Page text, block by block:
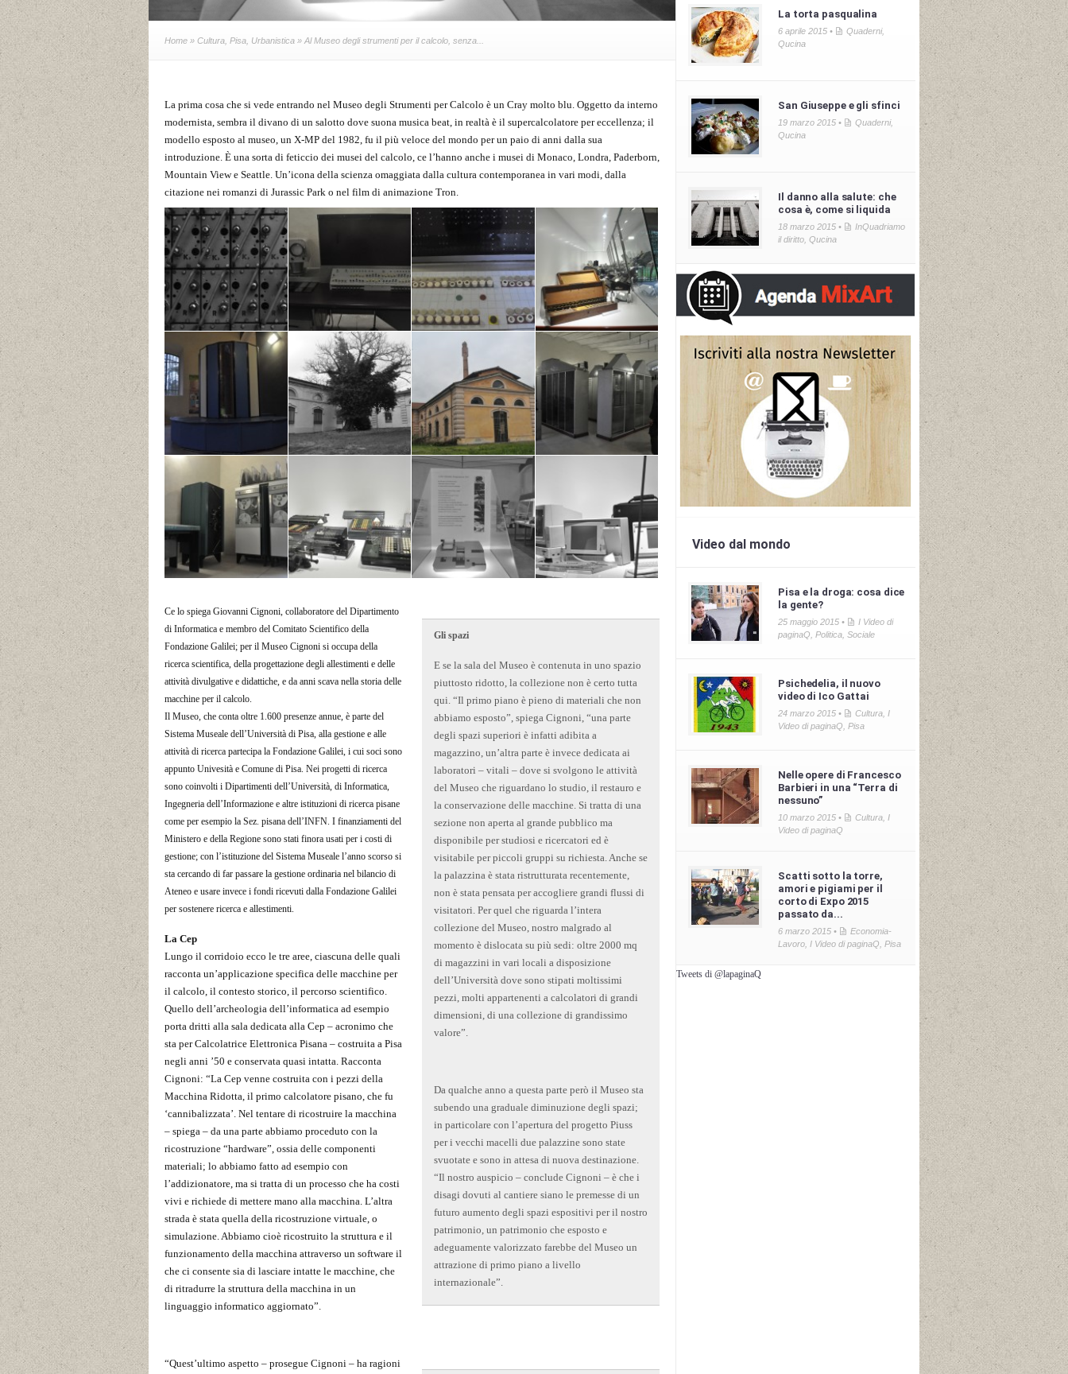
Home » Cultura Pisa Urbanistica » Al Museo degli strumenti per il calcolo, senza...
La prima cosa che si vede entrando nel Museo degli Strumenti per Calcolo è un Cray molto blu. Oggetto da interno
modernista, sembra il divano di un salotto dove suona musica beat, in realtà è il supercalcolatore per eccellenza; il
modello esposto al museo, un X-MP del 1982, fu il più veloce del mondo per un paio di anni dalla sua
introduzione. È una sorta di feticcio dei musei del calcolo, ce l’hanno anche i musei di Monaco, Londra, Paderborn,
Mountain View e Seattle. Un’icona della scienza omaggiata dalla cultura contemporanea in vari modi, dalla
citazione nei romanzi di Jurassic Park o nel film di animazione Tron.
Foto di Arianna Sarti Foto di Arianna Sarti Foto di Arianna Sarti
Foto di Arianna Sarti Foto di Arianna Sarti Foto di Arianna Sarti Foto di Arianna Sarti
Foto di Arianna Sarti Foto di Arianna Sarti Foto di Arianna Sarti
Ce lo spiega Giovanni Cignoni, collaboratore del Dipartimento
di Informatica e membro del Comitato Scientifico della
Fondazione Galilei; per il Museo Cignoni si occupa della
ricerca scientifica, della progettazione degli allestimenti e delle
attività divulgative e didattiche, e da anni scava nella storia delle
macchine per il calcolo.
Il Museo, che conta oltre 1.600 presenze annue, è parte del
Sistema Museale dell’Università di Pisa, alla gestione e alle
attività di ricerca partecipa la Fondazione Galilei, i cui soci sono
appunto Univesità e Comune di Pisa. Nei progetti di ricerca
sono coinvolti i Dipartimenti dell’Università, di Informatica,
Ingegneria dell’Informazione e altre istituzioni di ricerca pisane
come per esempio la Sez. pisana dell’INFN. I finanziamenti del
Ministero e della Regione sono stati finora usati per i costi di
gestione; con l’istituzione del Sistema Museale l’anno scorso si
sta cercando di far passare la gestione ordinaria nel bilancio di
Ateneo e usare invece i fondi ricevuti dalla Fondazione Galilei
per sostenere ricerca e allestimenti.
La Cep
Lungo il corridoio ecco le tre aree, ciascuna delle quali
racconta un’applicazione specifica delle macchine per
il calcolo, il contesto storico, il percorso scientifico.
Quello dell’archeologia dell’informatica ad esempio
porta dritti alla sala dedicata alla Cep – acronimo che
sta per Calcolatrice Elettronica Pisana – costruita a Pisa
negli anni ’50 e conservata quasi intatta. Racconta
Cignoni: “La Cep venne costruita con i pezzi della
Macchina Ridotta, il primo calcolatore pisano, che fu
‘cannibalizzata’. Nel tentare di ricostruire la macchina
– spiega – da una parte abbiamo proceduto con la
ricostruzione “hardware”, ossia delle componenti
materiali; lo abbiamo fatto ad esempio con
l’addizionatore, ma si tratta di un processo che ha costi
vivi e richiede di mettere mano alla macchina. L’altra
strada è stata quella della ricostruzione virtuale, o
simulazione. Abbiamo cioè ricostruito la struttura e il
funzionamento della macchina attraverso un software il
che ci consente sia di lasciare intatte le macchine, che
di ritradurre la struttura della macchina in un
linguaggio informatico aggiornato”.
“Quest’ultimo aspetto – prosegue Cignoni – ha ragioni
Gli spazi
E se la sala del Museo è contenuta in uno spazio
piuttosto ridotto, la collezione non è certo tutta
qui. “Il primo piano è pieno di materiali che non
abbiamo esposto”, spiega Cignoni, “una parte
degli spazi superiori è infatti adibita a
magazzino, un’altra parte è invece dedicata ai
laboratori – vitali – dove si svolgono le attività
del Museo che riguardano lo studio, il restauro e
la conservazione delle macchine. Si tratta di una
sezione non aperta al grande pubblico ma
disponibile per studiosi e ricercatori ed è
visitabile per piccoli gruppi su richiesta. Anche se
la palazzina è stata ristrutturata recentemente,
non è stata pensata per accogliere grandi flussi di
visitatori. Per quel che riguarda l’intera
collezione del Museo, nostro malgrado al
momento è dislocata su più sedi: oltre 2000 mq
di magazzini in vari locali a disposizione
dell’Università dove sono stipati moltissimi
pezzi, molti appartenenti a calcolatori di grandi
dimensioni, di una collezione di grandissimo
valore”.
Da qualche anno a questa parte però il Museo sta
subendo una graduale diminuzione degli spazi;
in particolare con l’apertura del progetto Piuss
per i vecchi macelli due palazzine sono state
svuotate e sono in attesa di nuova destinazione.
“Il nostro auspicio – conclude Cignoni – è che i
disagi dovuti al cantiere siano le premesse di un
futuro aumento degli spazi espositivi per il nostro
patrimonio, un patrimonio che esposto e
adeguamente valorizzato farebbe del Museo un
attrazione di primo piano a livello
internazionale”.
La torta pasqualina
6 aprile 2015 • Quaderni,
Qucina
San Giuseppe e gli sfinci
19 marzo 2015 • Quaderni,
Qucina
Il danno alla salute: che
cosa è, come si liquida
18 marzo 2015 •
InQuadriamo
il diritto ,Qucina
Video dal mondo
Pisa e la droga: cosa dice
la gente?
25 maggio 2015 •
I Video di
paginaQ ,Politica ,Sociale
Psichedelia, il nuovo
video di Ico Gattai
24 marzo 2015 • Cultura ,I
Video di paginaQ ,Pisa
Nelle opere di Francesco
Barbieri in una “Terra di
nessuno”
10 marzo 2015 • Cultura I
Video di paginaQ
Scatti sotto la torre,
amori e pigiami per il
corto di Expo 2015
passato da...
6 marzo 2015 •
Economia-
Lavoro I Video di paginaQ ,Pisa
Tweets di @lapaginaQ